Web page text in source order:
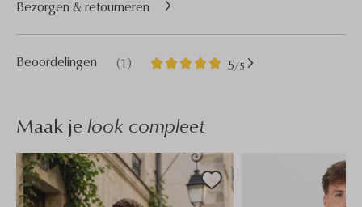
Beoordelingen (1) 5/5
1
5
Bezorgen & retourneren
Maak je look compleet